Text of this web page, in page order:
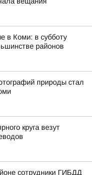
в Коми: в субботу
районов
природы стал
круга везут
сотрудники ГИБДД